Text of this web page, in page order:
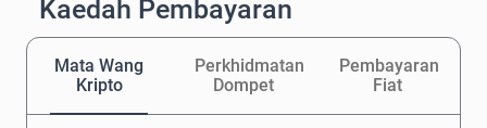
Kaedah Pembayaran
Mata Wang
Kripto
Perkhidmatan
Dompet
Pembayaran
Fiat